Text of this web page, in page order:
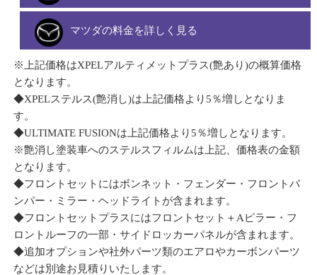
マツダの料金を詳しく見る
※上記価格はXPELアルティメットプラス(艶あり)の概算価格
となります。
◆XPELステルス(艶消し)は上記価格より5％増しとなりま
す。
◆ULTIMATE FUSIONは上記価格より5％増しとなります。
※艶消し塗装車へのステルスフィルムは上記、価格表の金額
となります。
◆フロントセットにはボンネット・フェンダー・フロントバ
ンパー・ミラー・ヘッドライトが含まれます。
◆フロントセットプラスにはフロントセット＋Aピラー・フ
ロントルーフの一部・サイドロッカーパネルが含まれます。
◆追加オプションや社外パーツ類のエアロやカーボンパーツ
などは別途お見積りいたします。